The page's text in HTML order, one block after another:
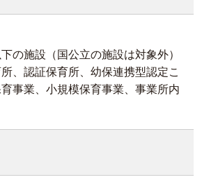
の施設（国公立の施設は対象外）
、認証保育所、幼保連携型認定こ
事業、小規模保育事業、事業所内